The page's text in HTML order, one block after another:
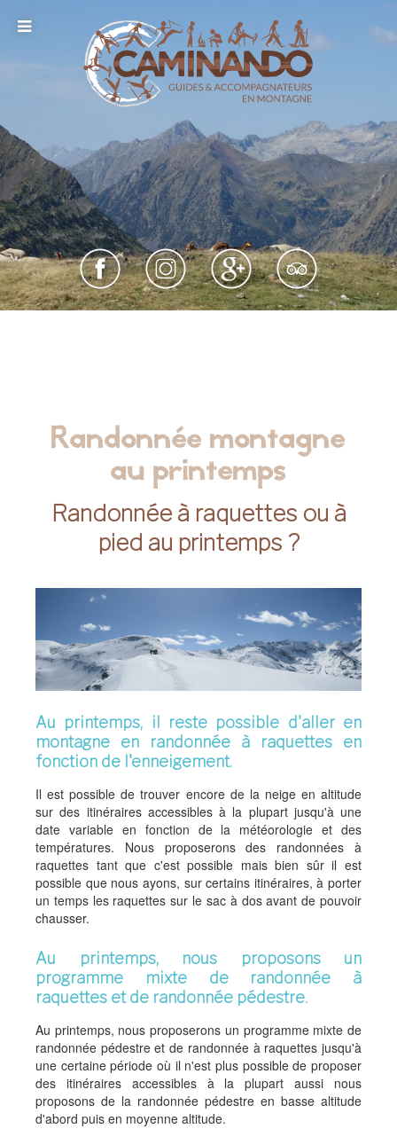
Randonnée montagne
au printemps
Randonnée à raquettes ou à
pied au printemps ?
Au printemps, il reste possible d'aller en
montagne en randonnée à raquettes en
fonction de l'enneigement.
Il est possible de trouver encore de la neige en altitude
sur des itinéraires accessibles à la plupart jusqu'à une
date variable en fonction de la météorologie et des
températures. Nous proposerons des randonnées à
raquettes tant que c'est possible mais bien sûr il est
possible que nous ayons, sur certains itinéraires, à porter
un temps les raquettes sur le sac à dos avant de pouvoir
chausser.
Au printemps, nous proposons un
programme mixte de randonnée à
raquettes et de randonnée pédestre.
Au printemps, nous proposerons un programme mixte de
randonnée pédestre et de randonnée à raquettes jusqu'à
une certaine période où il n'est plus possible de proposer
des itinéraires accessibles à la plupart aussi nous
proposons de la randonnée pédestre en basse altitude
d'abord puis en moyenne altitude.